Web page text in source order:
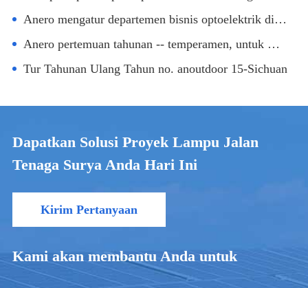
Anero mengatur departemen bisnis optoelektrik di Shenzhen
Anero pertemuan tahunan -- temperamen, untuk menggabungkan, menjadi berani menang 2022
Tur Tahunan Ulang Tahun no. anoutdoor 15-Sichuan
Dapatkan Solusi Proyek Lampu Jalan
Tenaga Surya Anda Hari Ini
Kirim Pertanyaan
Kami akan membantu Anda untuk